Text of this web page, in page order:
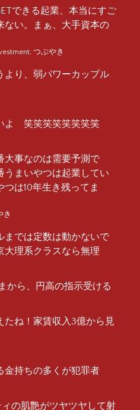
できる起業、本当にすご
ない。まぁ、大手資本の
, つぶやき
より、弱パワーカップル
よ 笑笑笑笑笑笑笑笑
大事なのは需要予測で
うまいやつは起業してい
は10年生き残ってま
き
までは定数は動かないで
大理系クラスなら無理
から、円高の指示受ける
たね！家賃収入3億から見
金持ちの多くが犯罪者
ィの肌艶がツヤツヤして射